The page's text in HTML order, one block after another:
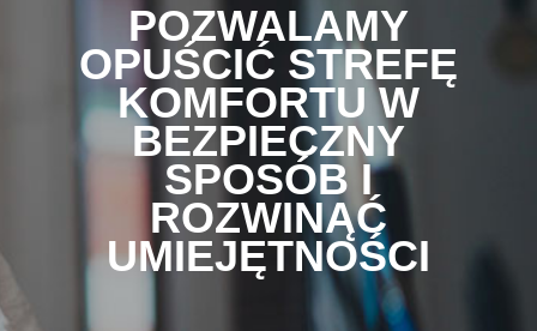
POZWALAMY
OPUŚCIĆ STREFĘ
KOMFORTU W
BEZPIECZNY
SPOSÓB I
ROZWINĄĆ
UMIEJĘTNOŚCI